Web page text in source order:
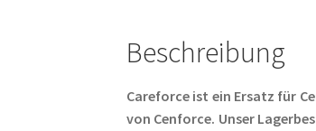
Beschreibung
Careforce ist ein Ersatz für
von Cenforce. Unser